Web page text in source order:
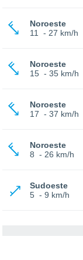
Noroeste
11
- 27 km/h
Noroeste
15 - 35 km/h
Noroeste
17 - 37 km/h
Noroeste
8 - 26 km/h
Sudoeste
5 - 9 km/h